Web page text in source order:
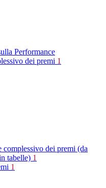
Performance
dei premi 1
complessivo dei premi (da
tabelle) 1
1